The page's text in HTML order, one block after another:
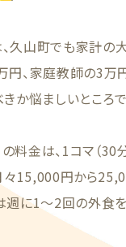
久山町でも家計の
、家庭教師の3万
か悩ましいところで
料金は、1コマ（30
々15,000円から
週に1〜2回の外食